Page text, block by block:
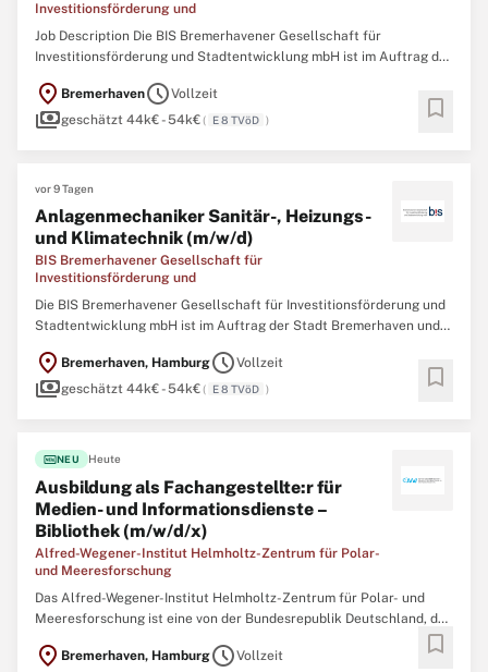
Investitionsförderung und
Job Description Die BIS Bremerhavener Gesellschaft für
Investitionsförderung und Stadtentwicklung mbH ist im Auftrag der
Entwicklung, Stärkung und Vermarktung des
Wirtschaftsstandortes Bremerhaven. Wir suchen zum
location_on BremerhavenscheduleVollzeit
paymentsgeschätzt 44k€ - 54k€( E 8 TVöD ) bookmark
vor 9 Tagen
Anlagenmechaniker Sanitär-, Heizungs-
und Klimatechnik (m/w/d)
BIS Bremerhavener Gesellschaft für
Investitionsförderung und
Die BIS Bremerhavener Gesellschaft für Investitionsförderung und
Stadtentwicklung mbH ist im Auftrag der Stadt Bremerhaven und
Vermarktung des Wirtschaftsstandortes Bremerhaven. Wir suchen
zum nächstmöglichen Zeitpunkt für unsere Außenstelle ...
location_on Bremerhaven, HamburgscheduleVollzeit
paymentsgeschätzt 44k€ - 54k€( E 8 TVöD ) bookmark
fiber_newNEU Heute
Ausbildung als Fachangestellte:r für
Medien- und Informationsdienste –
Bibliothek (m/w/d/x)
Alfred-Wegener-Institut Helmholtz-Zentrum für Polar-
und Meeresforschung
Das Alfred-Wegener-Institut Helmholtz-Zentrum für Polar- und
Meeresforschung ist eine von der Bundesrepublik Deutschland, der
Schleswig-Holstein und Niedersachsen getragene
location_on Bremerhaven, HamburgscheduleVollzeit bookmark